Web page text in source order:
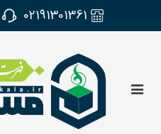
02191301361